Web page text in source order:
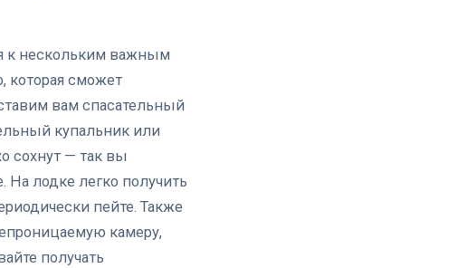
к нескольким важным
которая сможет
вам спасательный
купальник или
сохнут — так вы
На лодке легко получить
пейте. Также
камеру,
получать